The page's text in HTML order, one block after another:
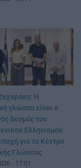
Η
γλώσσα είναι ο
δεσμός του
Ελληνισμού
για το Κέντρο
Γλώσσας
- 17:01